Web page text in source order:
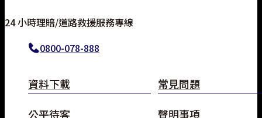
24 小時理賠/道路救援服務專線
0800-078-888
資料下載
常見問題
公平待客
聲明事項